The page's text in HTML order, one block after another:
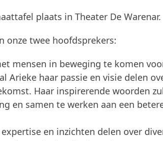
plaats in Theater De Warenar.
onze twee hoofdsprekers:
mensen in beweging te komen
Arieke haar passie en visie delen
Haar inspirerende woorden
en samen te werken aan een
en inzichten delen over